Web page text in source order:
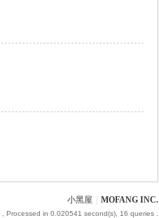
小黑屋 MOFANG INC.
, Processed in 0.020541 second(s), 16 queries .